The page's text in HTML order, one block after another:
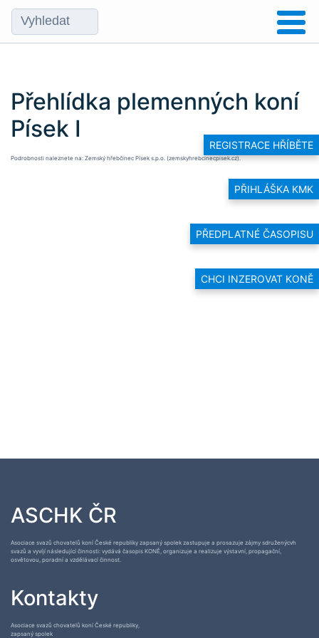
REGISTRACE HŘÍBĚTE
PŘIHLÁŠKA KMK
PŘEDPLATNÉ ČASOPISU
CHCI INZEROVAT KONĚ
Přehlídka plemenných koní
Písek I
Podrobnosti naleznete na: Zemský hřebčinec Písek s.p.o. (zemskyhrebcinecpisek.cz).
ASCHK ČR
Asociace svazů chovatelů koní České republiky zapsaný spolek zastupuje a prosazuje zájmy sdruženýcvh
svazů a vyvíjí následující činnosti: vydává časopis KONĚ, organizuje a realizuje výstavní, propagační,
osvětovou, poradní a vzdělávací činnost.
Kontakty
Asociace svazů chovatelů koní České republiky,
zapsaný spolek